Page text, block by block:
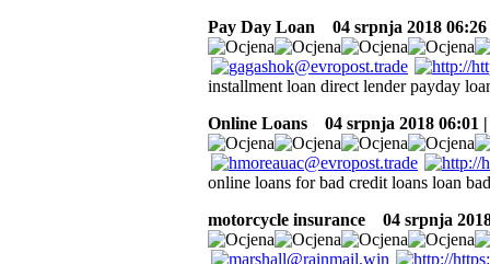
Pay Day Loan
04 srpnja 2018
installment loan direct lender payday
Online Loans
04 srpnja 2018 06:01
online loans for bad credit loans loan
motorcycle insurance
04 srpnja